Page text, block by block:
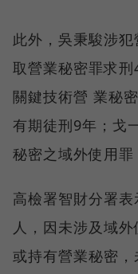
此外，吳秉駿涉
取營業秘密罪求
關鍵技術營 業秘
有期徒刑9年；戈
秘密之域外使用罪
高檢署智財分署
人，因未涉及域
或持有營業秘密